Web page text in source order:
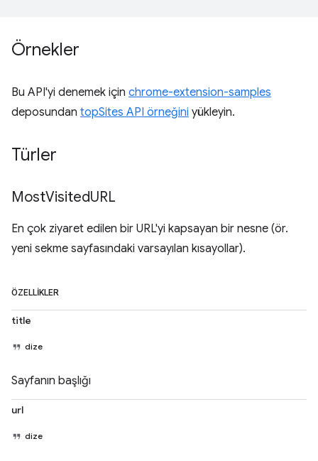
Örnekler
Bu API'yi denemek için chrome-extension-samples
deposundan topSites API örneğini yükleyin.
Türler
MostVisitedURL
En çok ziyaret edilen bir URL'yi kapsayan bir nesne (ör.
yeni sekme sayfasındaki varsayılan kısayollar).
ÖZELLIKLER
title
dize
Sayfanın başlığı
url
dize